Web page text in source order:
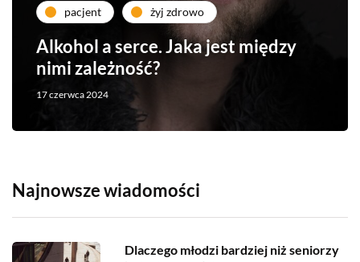
pacjent żyj zdrowo
Alkohol a serce. Jaka jest między
nimi zależność?
17 czerwca 2024
Najnowsze wiadomości
Dlaczego młodzi bardziej niż seniorzy